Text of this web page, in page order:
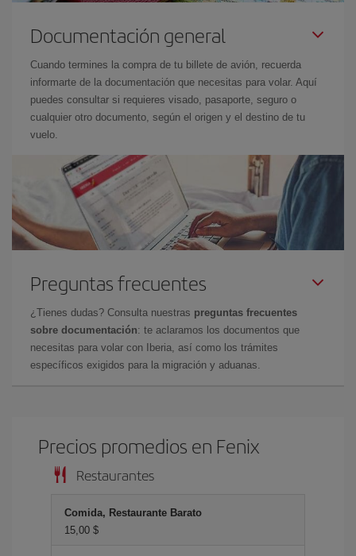
Documentación general
Cuando termines la compra de tu billete de avión, recuerda
informarte de la documentación que necesitas para volar. Aquí
puedes consultar si requieres visado, pasaporte, seguro o
cualquier otro documento, según el origen y el destino de tu
vuelo.
Preguntas frecuentes
¿Tienes dudas? Consulta nuestras preguntas frecuentes
sobre documentación: te aclaramos los documentos que
necesitas para volar con Iberia, así como los trámites
específicos exigidos para la migración y aduanas.
Precios promedios en Fenix
Restaurantes
Comida, Restaurante Barato
15,00 $